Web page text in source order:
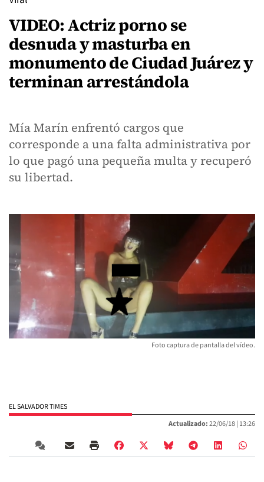
VIDEO: Actriz porno se
desnuda y masturba en
monumento de Ciudad Juárez y
terminan arrestándola
Mía Marín enfrentó cargos que
corresponde a una falta administrativa por
lo que pagó una pequeña multa y recuperó
su libertad.
Foto captura de pantalla del vídeo.
EL SALVADOR TIMES
Actualizado:22/06/18 | 13:26